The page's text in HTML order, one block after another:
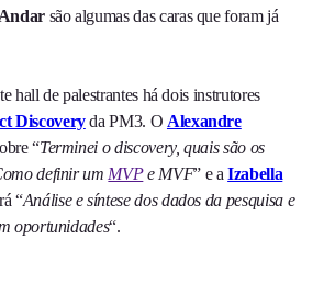
são algumas das caras que foram já
hall de palestrantes há dois instrutores
Discoveryda PM3. O Alexandre
“Terminei o discovery, quais são os
definir um MVPe MVF” e aIzabella
“Análise e síntese dos dados da pesquisa e
oportunidades“.